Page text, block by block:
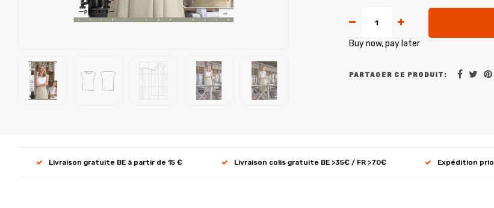
Buy now, pay later
PARTAGER CE PRODUIT:
Livraison gratuite BE à partir de 15 € Livraison colis gratuite BE >35€ / FR >70€ Expédition